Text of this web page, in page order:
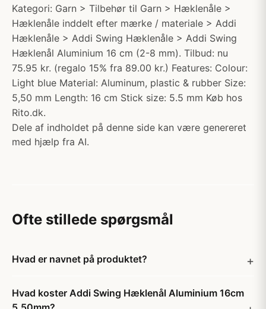
Kategori: Garn > Tilbehør til Garn > Hæklenåle >
Hæklenåle inddelt efter mærke / materiale > Addi
Hæklenåle > Addi Swing Hæklenåle > Addi Swing
Hæklenål Aluminium 16 cm (2-8 mm). Tilbud: nu
75.95 kr. (regalo 15% fra 89.00 kr.) Features: Colour:
Light blue Material: Aluminum, plastic & rubber Size:
5,50 mm Length: 16 cm Stick size: 5.5 mm Køb hos
Rito.dk.
Dele af indholdet på denne side kan være genereret
med hjælp fra AI.
Ofte stillede spørgsmål
Hvad er navnet på produktet?
Hvad koster Addi Swing Hæklenål Aluminium 16cm